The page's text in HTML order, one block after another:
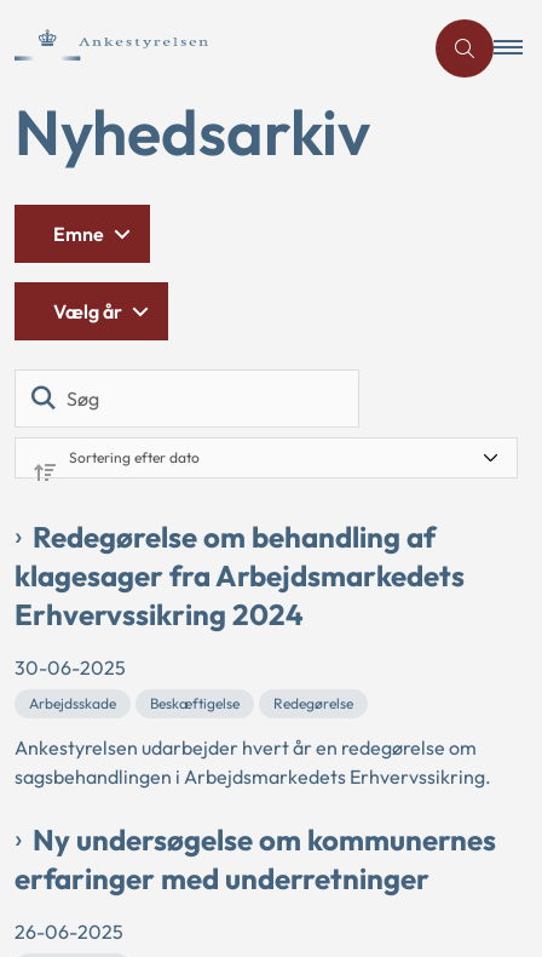
Nyhedsarkiv
Emne
Vælg år
Redegørelse om behandling af
klagesager fra Arbejdsmarkedets
Erhvervssikring 2024
30-06-2025
Arbejdsskade Beskæftigelse Redegørelse
Ankestyrelsen udarbejder hvert år en redegørelse om
sagsbehandlingen i Arbejdsmarkedets Erhvervssikring.
Ny undersøgelse om kommunernes
erfaringer med underretninger
26-06-2025